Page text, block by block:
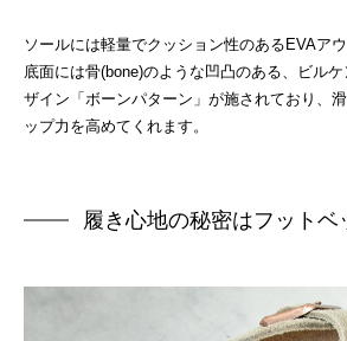
ソールには軽量でクッション性のあるEVAアウ
底面には骨(bone)のような凹凸のある、ビル
ザイン「ボーンパターン」が施されており、
ップ力を高めてくれます。
履き心地の秘密はフットベ